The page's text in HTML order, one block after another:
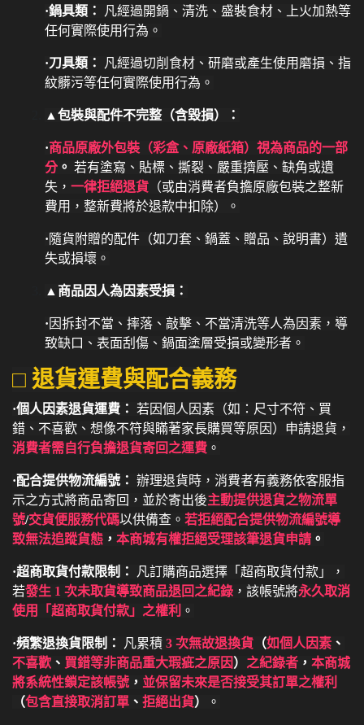
·鍋具類：
凡經過開鍋、清洗、盛裝食材、上火加熱等
任何實際使用行為。
·刀具類：
凡經過切削食材、研磨或產生使用磨損、指
紋髒污等任何實際使用行為。
▲包裝與配件不完整（含毀損）：
·商品原廠外包裝（彩盒、原廠紙箱）視為商品的一部
分 。 若有塗寫、貼標、撕裂、嚴重擠壓、缺角或遺
失， 一律拒絕退貨 （或由消費者負擔原廠包裝之整新
費用，整新費將於退款中扣除）。
·隨貨附贈的配件（如刀套、鍋蓋、贈品、說明書）遺
失或損壞。
▲商品因人為因素受損：
· 因拆封不當、摔落、敲擊、不當清洗等人為因素，導
致缺口、表面刮傷、鍋面塗層受損或變形者。
□ 退貨運費與配合義務
·個人因素退貨運費： 若因個人因素（如：尺寸不符、買
錯、不喜歡、想像不符與瞞著家長購買等原因）申請退貨，
消費者需自行負擔退貨寄回之運費 。
·配合提供物流編號： 辦理退貨時，消費者有義務依客服指
示之方式將商品寄回，並於寄出後主動提供退貨之物流單
號/交貨便服務代碼以供備查。 若拒絕配合提供物流編號導
致無法追蹤貨態 ， 本商城有權拒絕受理該筆退貨申請 。
·超商取貨付款限制：
凡訂購商品選擇「超商取貨付款」，
若發生 1 次未取貨導致商品退回之紀錄 ，該帳號將永久取消
使用「超商取貨付款」之權利 。
·頻繁退換貨限制： 凡累積 3 次無故退換貨 （如個人因素 、
不喜歡 、 買錯等非商品重大瑕疵之原因） 之紀錄者 ， 本商城
將系統性鎖定該帳號 ， 並保留未來是否接受其訂單之權利
（包含直接取消訂單 、 拒絕出貨） 。